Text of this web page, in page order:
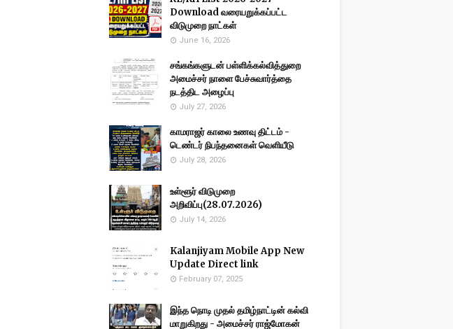
Download வரையறுக்கப்பட்ட
விடுமுறை நாட்கள்
June 16, 2026
சங்கங்களுடன் பள்ளிக்கல்வித்துறை
அமைச்சர் நாளை பேச்சுவார்த்தை
நடத்திட அழைப்பு
July 27, 2026
காமராஜர் காலை உணவு திட்டம் -
டெண்டர் நிபந்தனைகள் வெளியீடு
July 28, 2026
உள்ளூர் விடுமுறை
அறிவிப்பு(28.07.2026)
July 14, 2026
Kalanjiyam Mobile App New
Update Direct link
February 07, 2025
இந்த நொடி முதல் தமிழ்நாட்டின் கல்வி
மாறுகிறது - அமைச்சர் ராஜ்மோகன்